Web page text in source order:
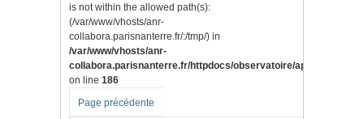
is not within the allowed path(s):
(/var/www/vhosts/anr-
collabora.parisnanterre.fr/:/tmp/) in
/var/www/vhosts/anr-
collabora.parisnanterre.fr/httpdocs/observatoire/application/
on line 186
Page précédente